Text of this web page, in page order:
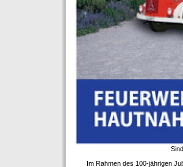
Im Rahmen des 100-jährigen